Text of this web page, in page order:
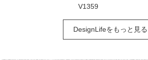
V1359
DesignLifeをもっと見る